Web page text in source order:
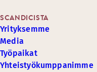
SCANDICISTA
Yrityksemme
Media
Työpaikat
Yhteistyökumppanimme